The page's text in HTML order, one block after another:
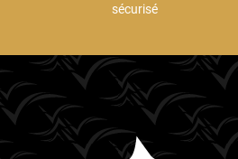
sécurisé